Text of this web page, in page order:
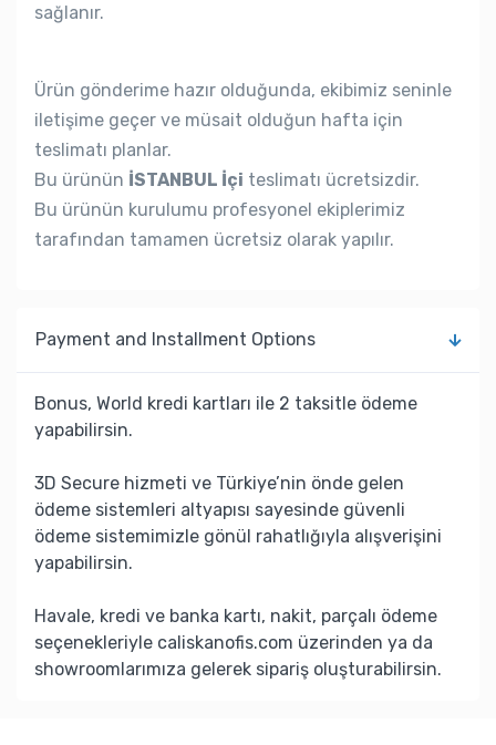
sağlanır.
Ürün gönderime hazır olduğunda, ekibimiz seninle
iletişime geçer ve müsait olduğun hafta için
teslimatı planlar.
Bu ürünün İSTANBUL İçi teslimatı ücretsizdir.
Bu ürünün kurulumu profesyonel ekiplerimiz
tarafından tamamen ücretsiz olarak yapılır.
Payment and Installment Options
Bonus, World kredi kartları ile 2 taksitle ödeme
yapabilirsin.
3D Secure hizmeti ve Türkiye’nin önde gelen
ödeme sistemleri altyapısı sayesinde güvenli
ödeme sistemimizle gönül rahatlığıyla alışverişini
yapabilirsin.
Havale, kredi ve banka kartı, nakit, parçalı ödeme
seçenekleriyle caliskanofis.com üzerinden ya da
showroomlarımıza gelerek sipariş oluşturabilirsin.